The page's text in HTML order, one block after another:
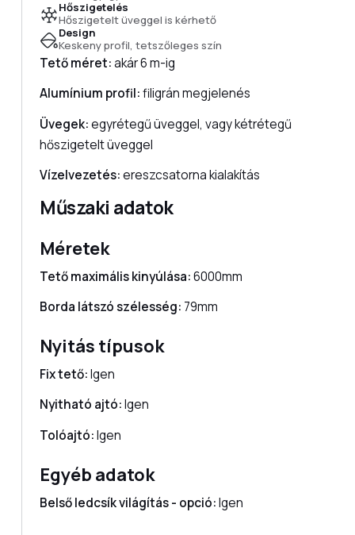
Hőszigetelés
Hőszigetelt üveggel is kérhető
Design
Keskeny profil, tetszőleges szín
Tető méret:akár 6 m-ig
Alumínium profil:filigrán megjelenés
Üvegek:egyrétegű üveggel, vagy kétrétegű
hőszigetelt üveggel
Vízelvezetés:ereszcsatorna kialakítás
Műszaki adatok
Méretek
Tető maximális kinyúlása:6000mm
Borda látszó szélesség: 79mm
Nyitás típusok
Fix tető:Igen
Nyitható ajtó:Igen
Tolóajtó:Igen
Egyéb adatok
Belső ledcsík világítás - opció:Igen